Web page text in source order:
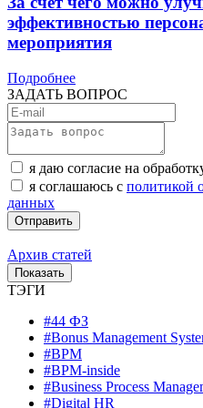
эффективностью
мероприятия
Подробнее
ЗАДАТЬ ВОПРОС
я даю согласие на
я соглашаюсь с политикой
данных
Архив статей
ТЭГИ
#44 ФЗ
#Bonus Management
#BPM
#BPM-inside
#Business Process
#Digital HR